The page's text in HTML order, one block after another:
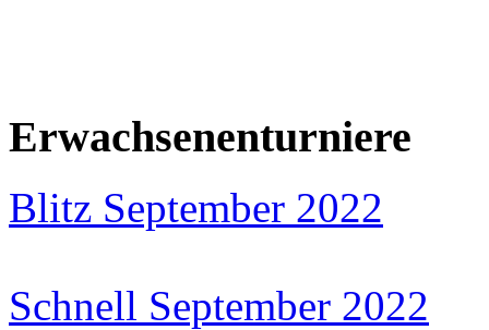
Erwachsenenturniere
Blitz September 2022
Schnell September 2022